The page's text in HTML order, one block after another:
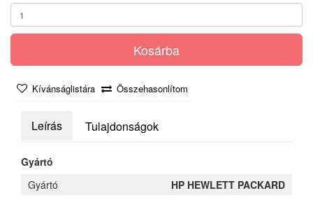
Kosárba
Kívánságlistára Összehasonlítom
Leírás Tulajdonságok
Gyártó
Gyártó
HP HEWLETT PACKARD